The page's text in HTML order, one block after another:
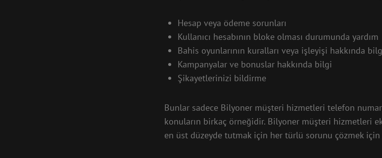
Hesap veya ödeme sorunları
Kullanıcı hesabının bloke olması durumunda yardım
Bahis oyunlarının kuralları veya işleyişi hakkında
Kampanyalar ve bonuslar hakkında bilgi
Şikayetlerinizi bildirme
Bunlar sadece Bilyoner müşteri hizmetleri telefon
konuların birkaç örneğidir. Bilyoner müşteri hizmetleri
en üst düzeyde tutmak için her türlü sorunu çözmek için